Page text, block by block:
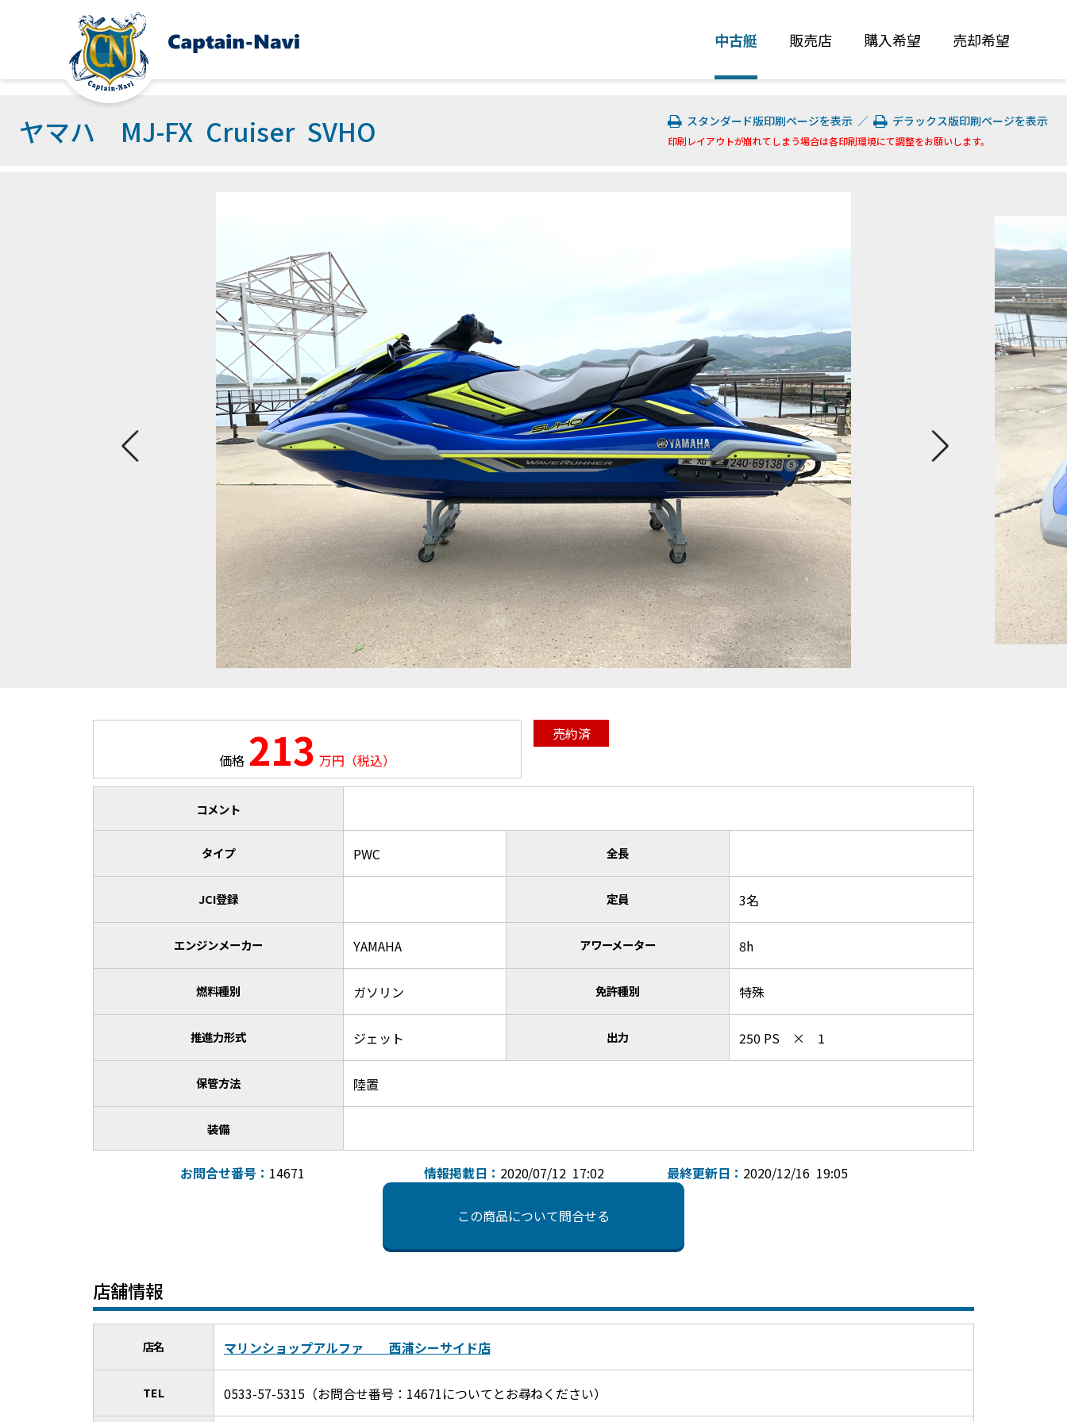
中古艇 販売店 購入希望 売却希望
ヤマハ MJ-FX Cruiser SVHO スタンダード版印刷ページを表示 ／ デラックス版印刷ページを表示
印刷レイアウトが崩れてしまう場合は各印刷環境にて調整をお願いします。
価格 213 万円（税込）
売約済
コメント
タイプ PWC 全長
JCI登録 定員 3名
エンジンメーカー YAMAHA アワーメーター 8h
燃料種別 ガソリン 免許種別 特殊
推進力形式 ジェット 出力 250 PS × 1
保管方法 陸置
装備
お問合せ番号： 14671 情報掲載日： 2020/07/12 17:02 最終更新日： 2020/12/16 19:05
この商品について問合せる
店舗情報
店名 マリンショップアルファ 西浦シーサイド店
TEL 0533-57-5315（お問合せ番号：14671についてとお尋ねください）